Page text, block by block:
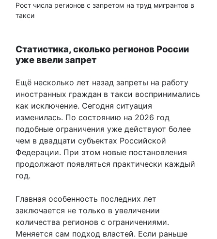
Рост числа регионов с запретом на труд мигрантов в
такси
Статистика, сколько регионов России
уже ввели запрет
Ещё несколько лет назад запреты на работу
иностранных граждан в такси воспринимались
как исключение. Сегодня ситуация
изменилась. По состоянию на 2026 год
подобные ограничения уже действуют более
чем в двадцати субъектах Российской
Федерации. При этом новые постановления
продолжают появляться практически каждый
год.
Главная особенность последних лет
заключается не только в увеличении
количества регионов с ограничениями.
Меняется сам подход властей. Если раньше